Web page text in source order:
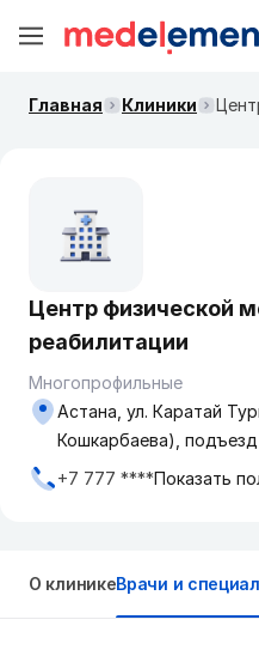
Главная Клиники
Центр физической
реабилитации
Многопрофильные
Астана, ул. Каратай Турысова, д. 56 (бывш. ул.
Кошкарбаева),
+7 777 ****Показать
О клиникеВрачи и